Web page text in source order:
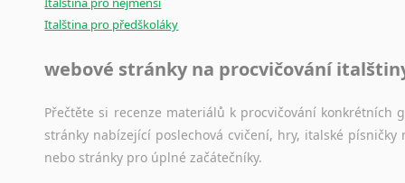
Italština pro předškoláky
webové stránky na procvičování
Přečtěte si recenze materiálů k procvičování
stránky nabízející poslechová cvičení, hry, italské
nebo stránky pro úplné začátečníky.